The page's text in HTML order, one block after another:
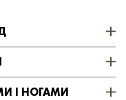
І НОГАМИ